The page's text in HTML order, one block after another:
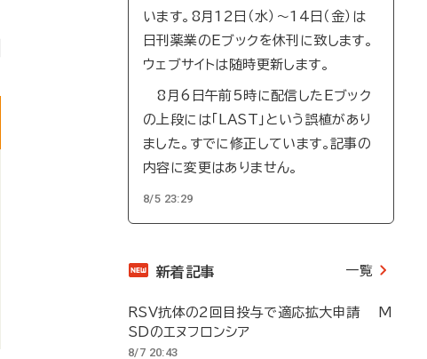
います。8月12日（水）～14日（金）は
日刊薬業のEブックを休刊に致します。
ウェブサイトは随時更新します。
8月6日午前5時に配信したEブック
の上段には「LAST」という誤植があり
ました。すでに修正しています。記事の
内容に変更はありません。
8/5 23:29
新着記事 一覧
RSV抗体の2回目投与で適応拡大申請 M
SDのエヌフロンシア
8/7 20:43